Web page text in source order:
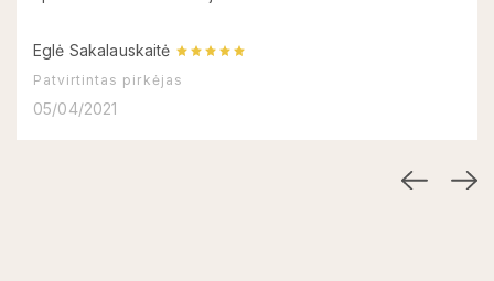
Eglė Sakalauskaitė
Patvirtintas pirkėjas
05/04/2021